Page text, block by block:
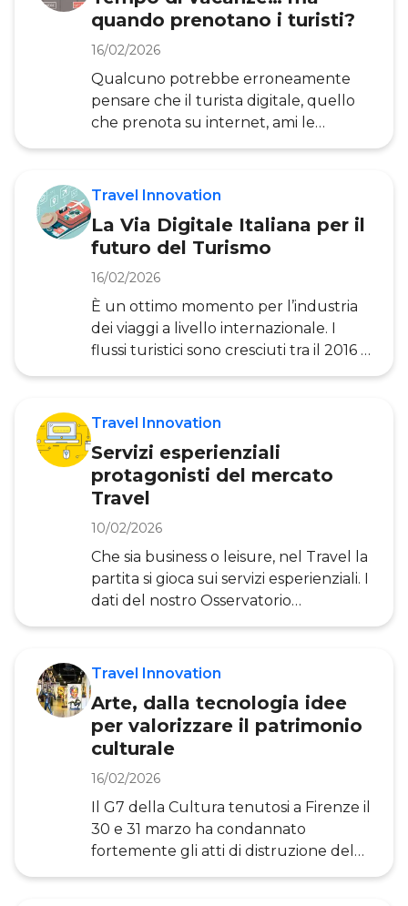
portanti dell’industria del Paese : il
brand “Paese Italia”, identificato con il
“Made in Italy” e spesso utilizzato in
molti settori (alimentare, turismo,
abbigliamento, musica, design, arte
ecc.) per distinguere l’italianità di un
quando prenotano i turisti?
16/02/2026
Qualcuno potrebbe erroneamente
pensare che il turista digitale, quello
che prenota su internet, ami le
partenze last minute e sia alla ricerca
dell’Osservatorio Innovazione Digitale
diverse evidenze che ci dicono tutto il
contrario. Partiamo dal fatto che non
esiste più una categoria omogenea di
‘turista digitale’, ma gruppi di
viaggiatori che utilizzano Internet con
intensità e scopi diversi. Tra queste si
Travel Innovation
La Via Digitale Italiana per il
futuro del Turismo
16/02/2026
È un ottimo momento per l’industria
dei viaggi a livello internazionale. I
flussi turistici sono cresciuti tra il 2016 e
il 2017 del 7%, per un totale di un
internazionali. Tra il 2010 e il 2020
Organization ) prevede una crescita
media del 3,8% annuo. Insieme ai flussi
cresce anche la competizione per la
loro attrazione e l’innovazione digitale
è diventata fattore fondante la
competitività a qualsiasi livello – dal
sistema
Travel Innovation
Servizi esperienziali
protagonisti del mercato
Travel
10/02/2026
Che sia business o leisure, nel Travel la
partita si gioca sui servizi esperienziali. I
dati del nostro Osservatorio
Innovazione Digitale nel Turismo e gli
dinamici sono ormai concordi
momento si gioca sui servizi
esperienziali. L’esperienza del turista è
un concetto olistico, su cui impattano
molteplici dimensioni, tutte
fondamentali da presidiare (qualità
del prodotto e servizio offerto; della
relazione umana e d
Travel Innovation
Arte, dalla tecnologia idee
per valorizzare il patrimonio
culturale
16/02/2026
Il G7 della Cultura tenutosi a Firenze il
30 e 31 marzo ha condannato
fortemente gli atti di distruzione del
patrimonio culturale e richiamato la